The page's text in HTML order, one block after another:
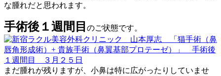
な腫れだと思われます。
手術後１週間目 のご状態です。
まだ腫れが残りますが、小鼻は特に広がったりしていませ